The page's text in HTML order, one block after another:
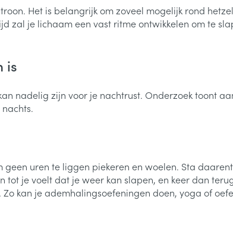
Het is belangrijk om zoveel mogelijk rond
zal je lichaam een vast ritme ontwikkelen om te
is
nadelig zijn voor je nachtrust. Onderzoek toont
uren te liggen piekeren en woelen. Sta
je voelt dat je weer kan slapen, en keer dan
kan je ademhalingsoefeningen doen, yoga of